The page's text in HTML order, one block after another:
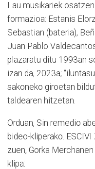
Lau musikariek
formazioa: Estanis
Sebastian (bateria),
Juan Pablo
plazaratu ditu 1993an
izan da, 2023a;
sakoneko giroetan
taldearen hitzetan.
Orduan, Sin remedio
bideo-kliperako.
zuen, Gorka
klipa: